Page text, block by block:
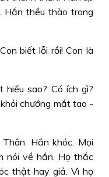
Hắn thều thào trong
biết lỗi rồi! Con là
sao? Có ích gì?
chướng mắt tao -
Hắn khóc. Mọi
nói về hắn. Họ thắc
thật hay giả. Vì họ